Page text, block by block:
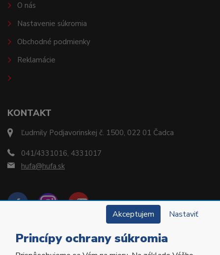
KONTAKT
Ľudmily Podjavorinskej č. 1500, 022 01 Čadca
041/4331016, 4331017
hufa@hufa.sk
O nás
Nastavenie súkromia
Obchodné podmienky
Reklamácie
Akceptujem Nastaviť
Princípy ochrany súkromia